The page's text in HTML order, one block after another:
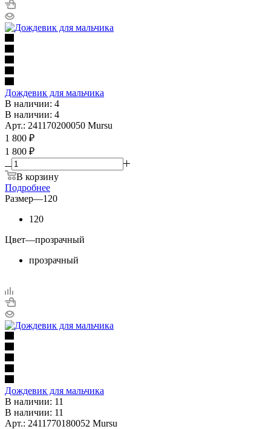
Дождевик для мальчика
В наличии: 4
В наличии: 4
Арт.: 241170200050 Mursu
1 800 ₽
1 800 ₽
В корзину
Подробнее
Размер—120
120
Цвет—прозрачный
прозрачный
Дождевик для мальчика
В наличии: 11
В наличии: 11
Арт.: 2411770180052 Mursu